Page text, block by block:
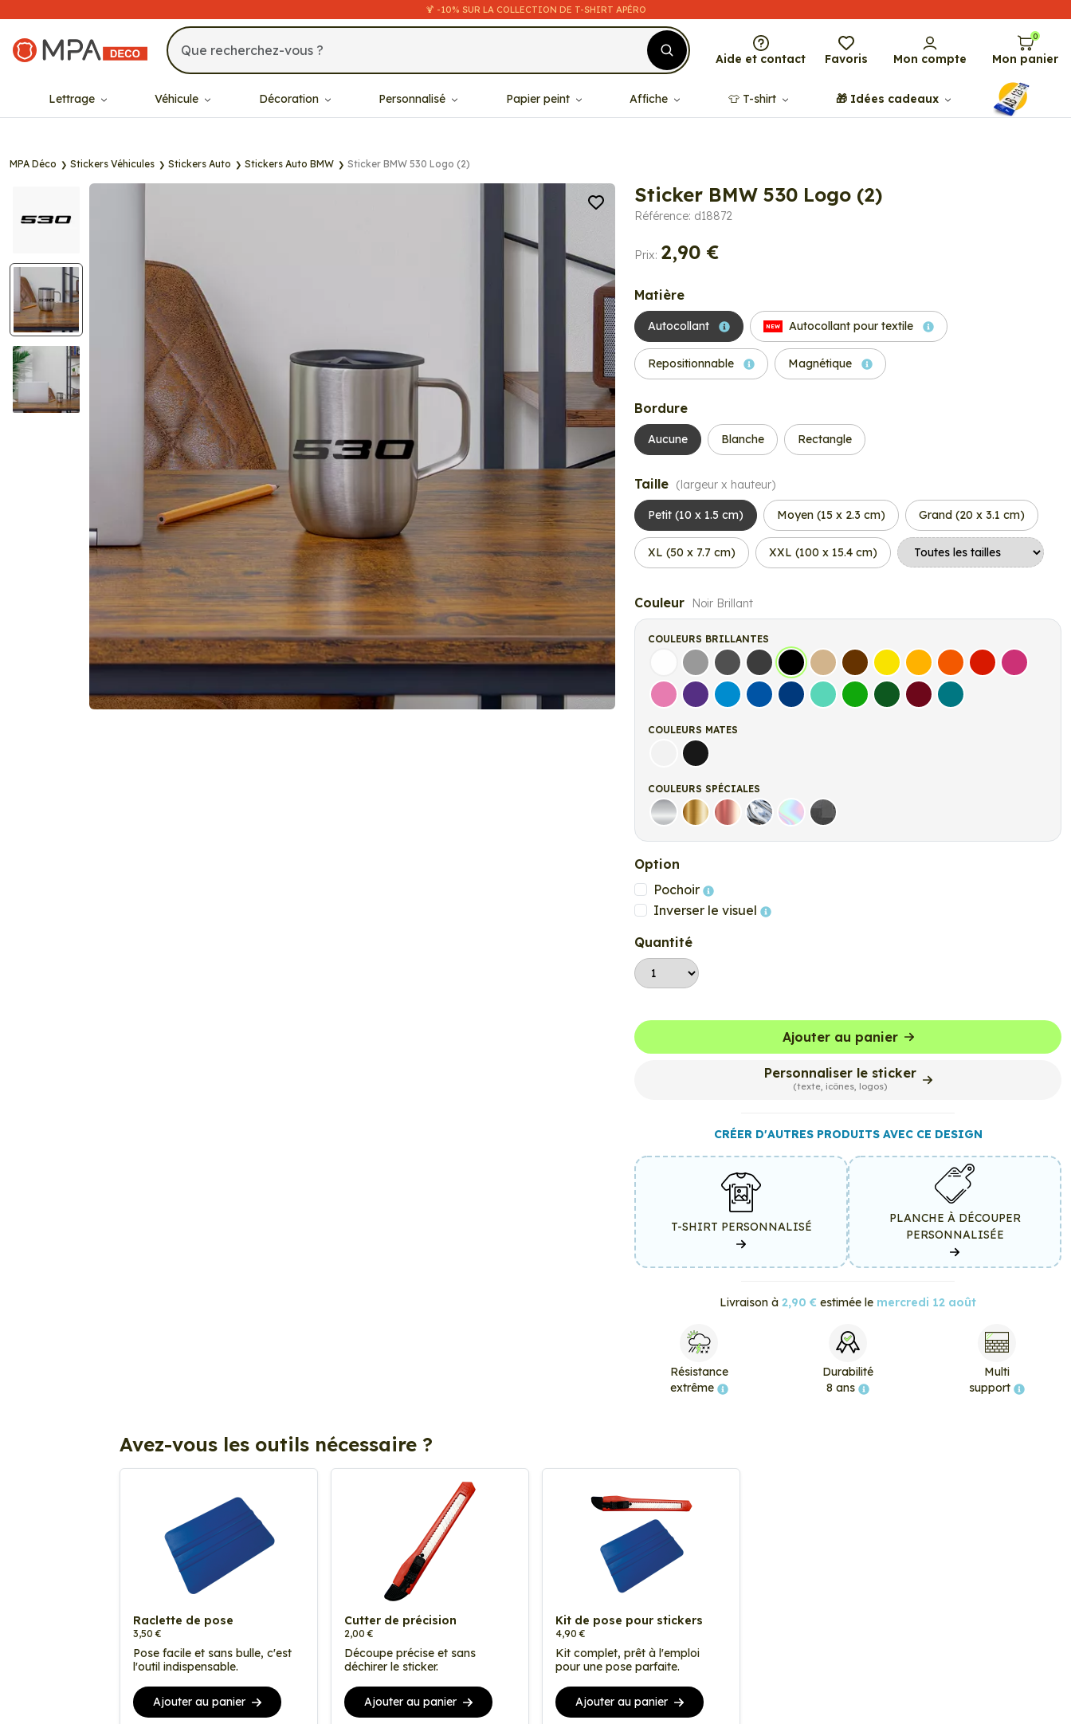
🍹 -10% SUR LA COLLECTION DE T-SHIRT APÉRO
MPA Déco
Aide et contact Favoris Mon compte
0
Mon panier
Lettrage Véhicule Décoration Personnalisé Papier peint Affiche 👕​​ T-shirt 🎁​ Idées cadeaux
MPA Déco Stickers Véhicules Stickers Auto Stickers Auto BMW Sticker BMW 530 Logo (2)
Sticker BMW 530 Logo (2)
Référence: d18872
Prix: 2,90 €
Matière
Autocollant NEW Autocollant pour textile
Repositionnable Magnétique
Bordure
Aucune Blanche Rectangle
Taille (largeur x hauteur)
Petit (10 x 1.5 cm) Moyen (15 x 2.3 cm) Grand (20 x 3.1 cm)
XL (50 x 7.7 cm) XXL (100 x 15.4 cm)
Couleur Noir Brillant
COULEURS BRILLANTES
Blanc Gris Gris FoncéGris Anthracite
Noir Beige Marron Jaune ClairJaune Foncé
OrangeRouge Fuchsia
Rose Violet Bleu clairBleu MoyenBleu FoncéBleu VertVert clairVert FoncéBordeauxTurquoise
COULEURS MATES
Blanc matNoir Mat
COULEURS SPÉCIALES
Argent Or Rose Gold
ChromeHolographique
Carbone Noir
Option
Pochoir
Inverser le visuel
Quantité
Ajouter au panier
Personnaliser le sticker
(texte, icônes, logos)
CRÉER D'AUTRES PRODUITS AVEC CE DESIGN
T-SHIRT PERSONNALISÉ
PLANCHE À DÉCOUPER
PERSONNALISÉE
Livraison à 2,90 € estimée le mercredi 12 août
Résistance
extrême
Durabilité
8 ans
Multi
support
Avez-vous les outils nécessaire ?
Raclette de pose
3,50 €
Pose facile et sans bulle, c'est
l'outil indispensable.
Ajouter au panier
Cutter de précision
2,00 €
Découpe précise et sans
déchirer le sticker.
Ajouter au panier
Kit de pose pour stickers
4,90 €
Kit complet, prêt à l'emploi
pour une pose parfaite.
Ajouter au panier